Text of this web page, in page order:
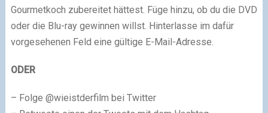
Gourmetkoch zubereitet hättest. Füge hinzu, ob du die DVD
oder die Blu-ray gewinnen willst. Hinterlasse im dafür
vorgesehenen Feld eine gültige E-Mail-Adresse.
ODER
– Folge @wieistderfilm bei Twitter